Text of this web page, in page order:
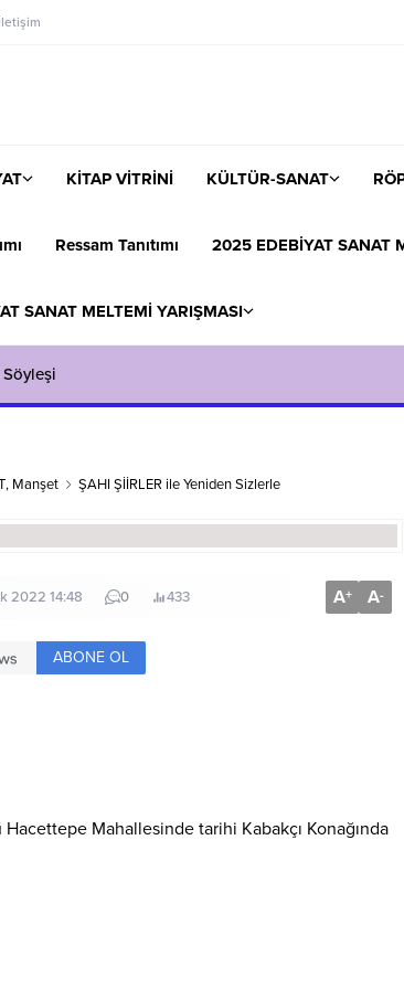
İletişim
KİTAP VİTRİNİ KÜLTÜR-SANAT
Ressam Tanıtımı 2025 EDEBİYAT SANAT
SANAT MELTEMİ YARIŞMASI
Söyleşi
, Manşet ŞAHI ŞİİRLER ile Yeniden Sizlerle
2022 14:48 0 433 A+ A-
ABONE OL
Mahallesinde tarihi Kabakçı Konağında